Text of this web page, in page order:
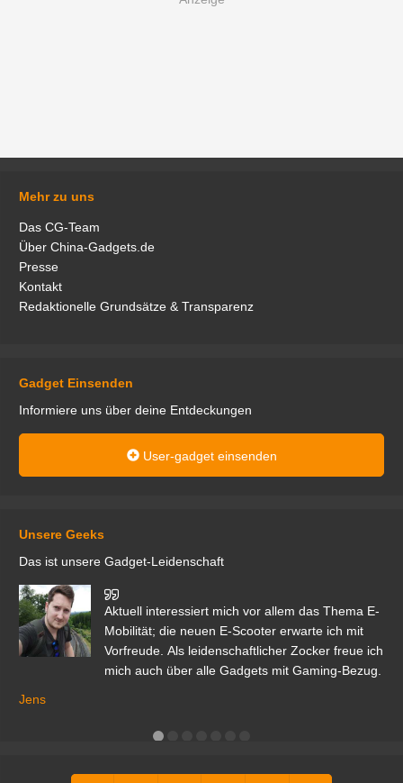
Mehr zu uns
Das CG-Team
Über China-Gadgets.de
Presse
Kontakt
Redaktionelle Grundsätze & Transparenz
Gadget Einsenden
Informiere uns über deine Entdeckungen
User-gadget einsenden
Unsere Geeks
Das ist unsere Gadget-Leidenschaft
Aktuell interessiert mich vor allem das Thema E-
Mobilität; die neuen E-Scooter erwarte ich mit
Vorfreude. Als leidenschaftlicher Zocker freue ich
mich auch über alle Gadgets mit Gaming-Bezug.
Jens